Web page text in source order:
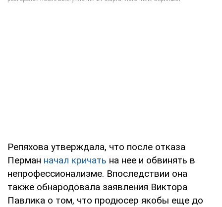
Репяхова утверждала, что после отказа
Перман начал кричать на нее и обвинять в
непрофессионализме. Впоследствии она
также обнародовала заявления Виктора
Павлика о том, что продюсер якобы еще до